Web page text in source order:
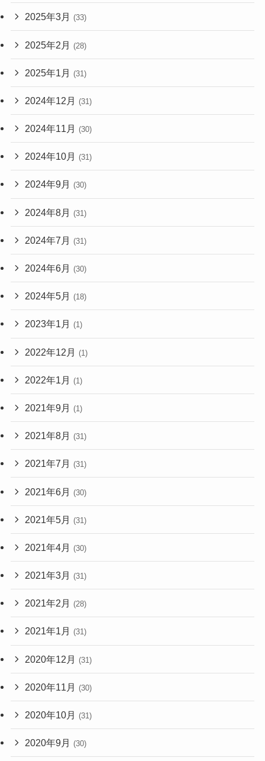
2025年3月 (33)
2025年2月 (28)
2025年1月 (31)
2024年12月 (31)
2024年11月 (30)
2024年10月 (31)
2024年9月 (30)
2024年8月 (31)
2024年7月 (31)
2024年6月 (30)
2024年5月 (18)
2023年1月 (1)
2022年12月 (1)
2022年1月 (1)
2021年9月 (1)
2021年8月 (31)
2021年7月 (31)
2021年6月 (30)
2021年5月 (31)
2021年4月 (30)
2021年3月 (31)
2021年2月 (28)
2021年1月 (31)
2020年12月 (31)
2020年11月 (30)
2020年10月 (31)
2020年9月 (30)